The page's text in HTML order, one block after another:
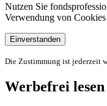
Nutzen Sie
Verwendung von
Einverstanden
Die Zustimmung ist jederzeit
Werbefrei lesen